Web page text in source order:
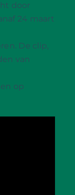
door
24 maart
De clip,
van
op